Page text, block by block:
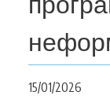
KONTAKT
15/01/2026